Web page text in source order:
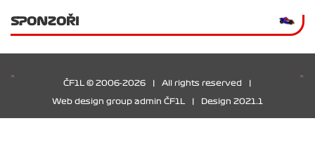
SPONZOŘI
ČF1L © 2006-2026 All rights reserved
Web design group admin ČF1L Design 2021.1